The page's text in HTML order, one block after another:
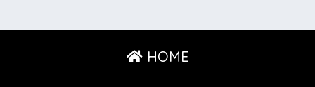
HOME